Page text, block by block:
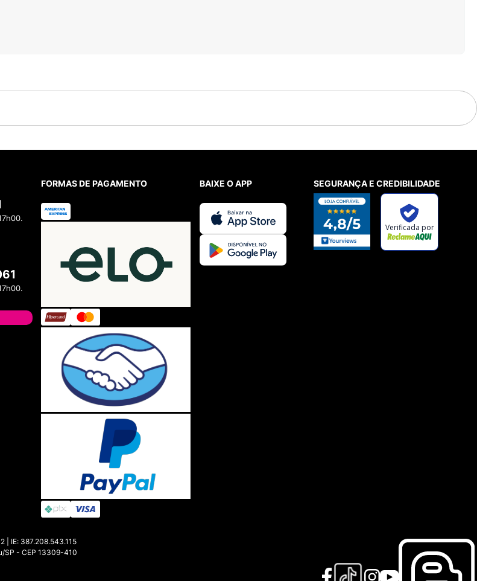
FORMAS DE PAGAMENTO BAIXE O APP SEGURANÇA E CREDIBILIDADE
| IE: 387.208.543.115
SP - CEP 13309-410